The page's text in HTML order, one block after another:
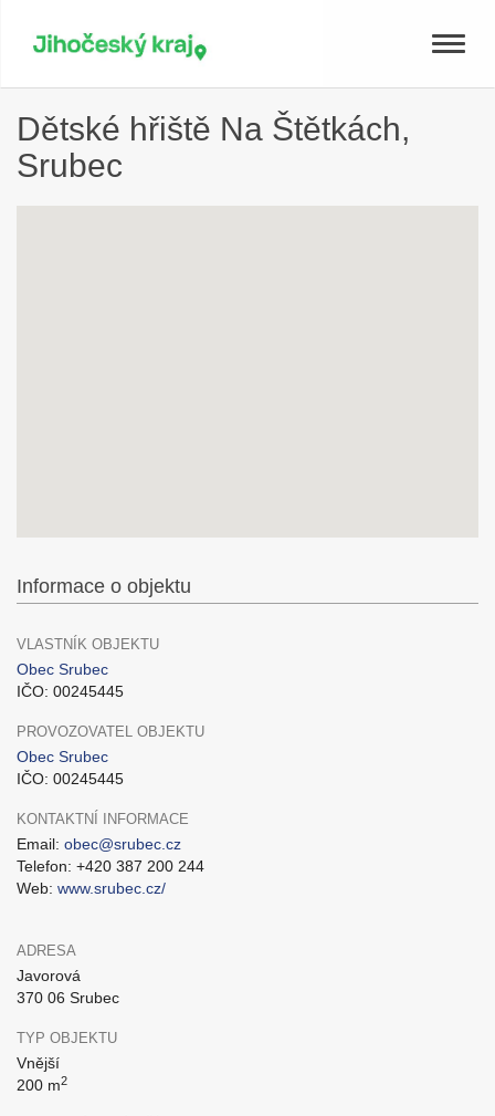
Toggle
Dětské hřiště Na Štětkách,
Srubec
Informace o objektu
VLASTNÍK OBJEKTU
Obec Srubec
IČO: 00245445
PROVOZOVATEL OBJEKTU
Obec Srubec
IČO: 00245445
KONTAKTNÍ INFORMACE
Email: obec@srubec.cz
Telefon: +420 387 200 244
Web: www.srubec.cz/
ADRESA
Javorová
370 06 Srubec
TYP OBJEKTU
Vnější
200 m2